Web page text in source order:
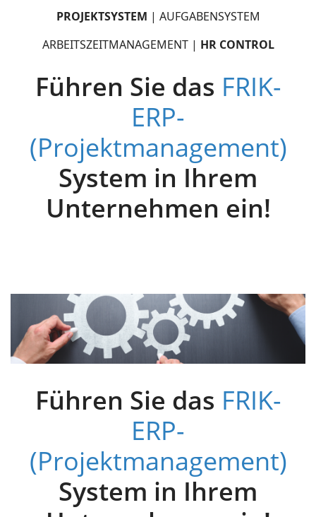
PROJEKTSYSTEM | AUFGABENSYSTEM
ARBEITSZEITMANAGEMENT | HR CONTROL
Führen Sie das FRIK-
ERP-
(Projektmanagement)
System in Ihrem
Unternehmen ein!
Führen Sie das FRIK-
ERP-
(Projektmanagement)
System in Ihrem